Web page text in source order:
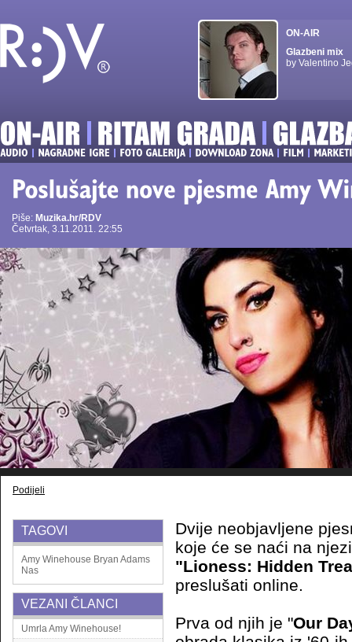
ON-AIR
Glazbeni mix
by Valentino
Piše: Muzika.hr/RDV
Četvrtak, 3.11.2011. 22:55
Podijeli
TAGOVI
Amy Winehouse Bryan Adams
Nas
VEZANI ČLANCI
Umrla Amy Winehouse!
Dvije neobjavljene
koje će se naći na
"Lioness: Hidden
preslušati online.
Prva od njih je "Our